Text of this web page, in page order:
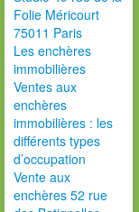
Folie Méricourt
75011 Paris
Les enchères
immobilières
Ventes aux
enchères
immobilières : les
différents types
d’occupation
Vente aux
enchères 52 rue